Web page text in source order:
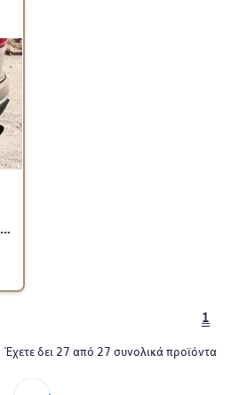
Προστατευτική λωρίδα για πίσω καπό
1
Έχετε δει 27 από 27 συνολικά προϊόντα